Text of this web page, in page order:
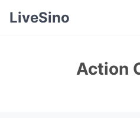
LiveSino
Action